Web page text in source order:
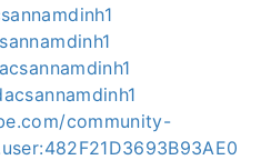
community-